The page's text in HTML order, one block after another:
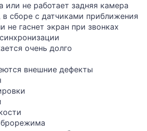
или не работает задняя камера
сборе с датчиками приближения
не гаснет экран при звонках
очень долго
внешние дефекты